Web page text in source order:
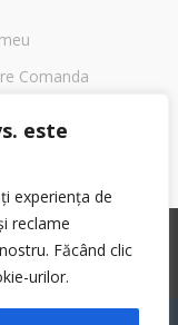
este
experiența de
reclame
Făcând clic
urilor.
Comanda
Reserved